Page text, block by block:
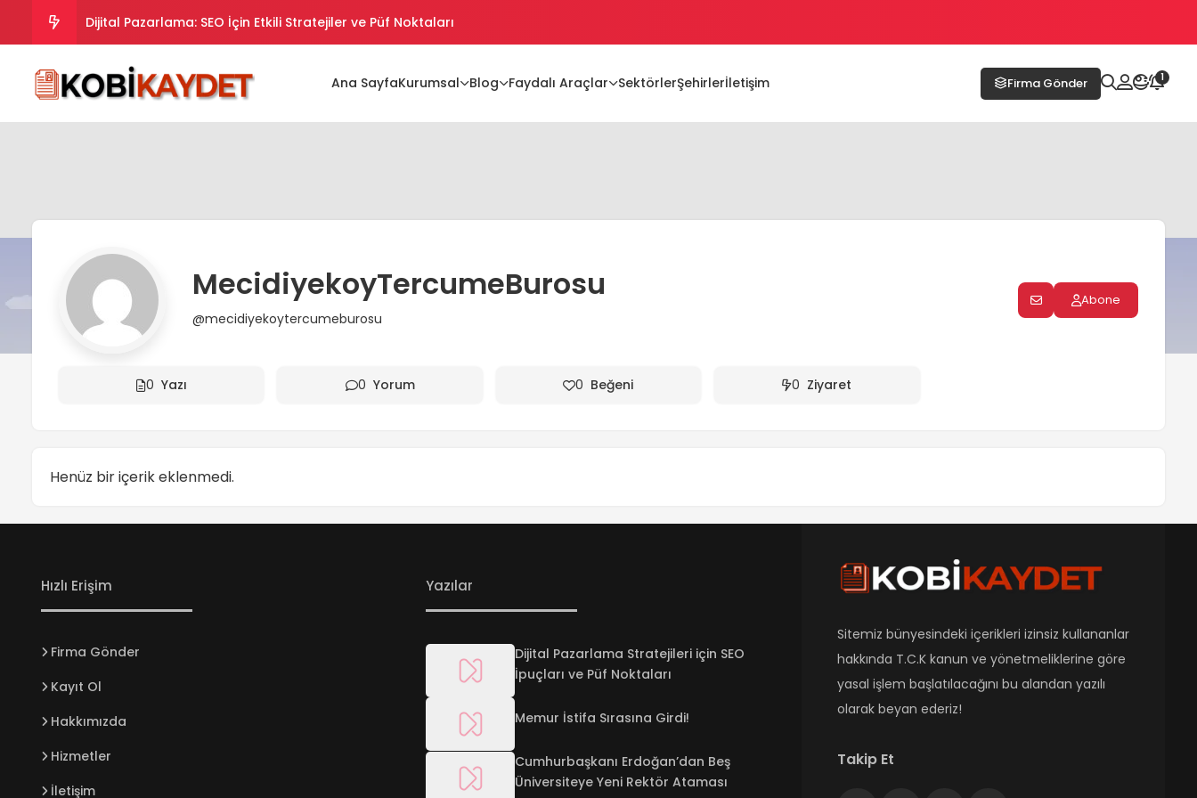
Dijital Pazarlama: SEO İçin Etkili Stratejiler ve Püf Noktaları
Dijital Pazarlama Stratejileri: SEO İpuçları ve Taktikler
Ana SayfaKurumsal Blog Faydalı Araçlar SektörlerŞehirlerİletişim Firma Gönder 1
MecidiyekoyTercumeBurosu
@mecidiyekoytercumeburosu
Abone
0 Yazı 0 Yorum 0 Beğeni 0 Ziyaret
Henüz bir içerik eklenmedi.
Hızlı Erişim
Firma Gönder
Kayıt Ol
Hakkımızda
Hizmetler
İletişim
Yazılar
Dijital Pazarlama Stratejileri için SEO
İpuçları ve Püf Noktaları
Memur İstifa Sırasına Girdi!
Cumhurbaşkanı Erdoğan’dan Beş
Üniversiteye Yeni Rektör Ataması
Sitemiz bünyesindeki içerikleri izinsiz kullananlar
hakkında T.C.K kanun ve yönetmeliklerine göre
yasal işlem başlatılacağını bu alandan yazılı
olarak beyan ederiz!
Takip Et